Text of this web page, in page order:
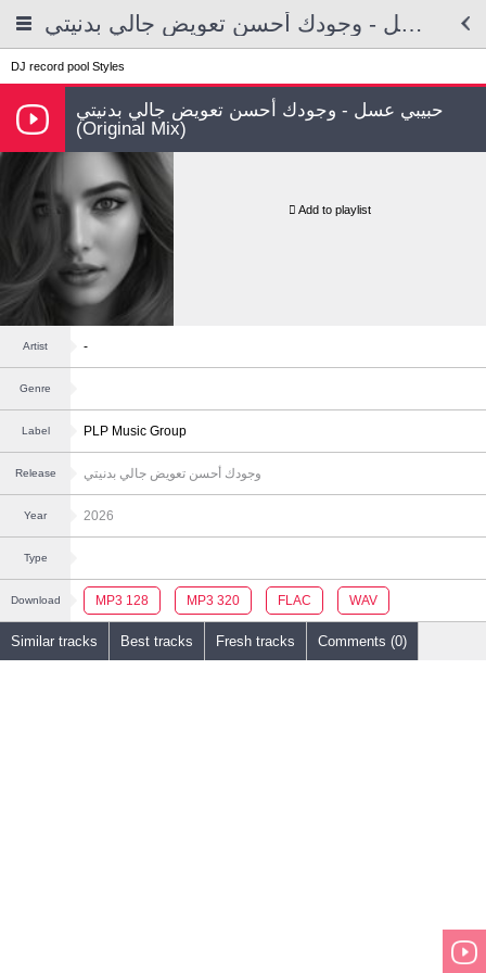
حبيبي عسل - وجودك أحسن تعويض جالي بدنيتي
DJ record pool Styles
حبيبي عسل - وجودك أحسن تعويض جالي بدنيتي
(Original Mix)
Add to playlist
Artist -
Genre
Label PLP Music Group
Release وجودك أحسن تعويض جالي بدنيتي
Year 2026
Type
Download MP3 128 MP3 320 FLAC WAV
Similar tracks Best tracks Fresh tracks Comments (0)